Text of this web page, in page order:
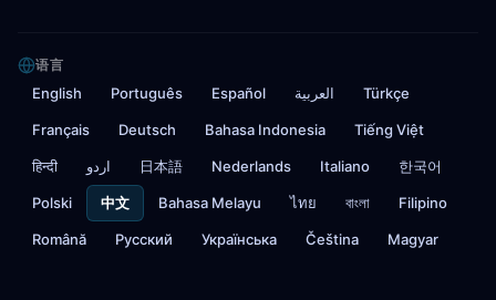
语言
English Português Español العربية Türkçe
Français Deutsch Bahasa Indonesia Tiếng Việt
हिन्दी اردو 日本語 Nederlands Italiano 한국어
Polski 中文 Bahasa Melayu ไทย বাংলা Filipino
Română Русский Українська Čeština Magyar